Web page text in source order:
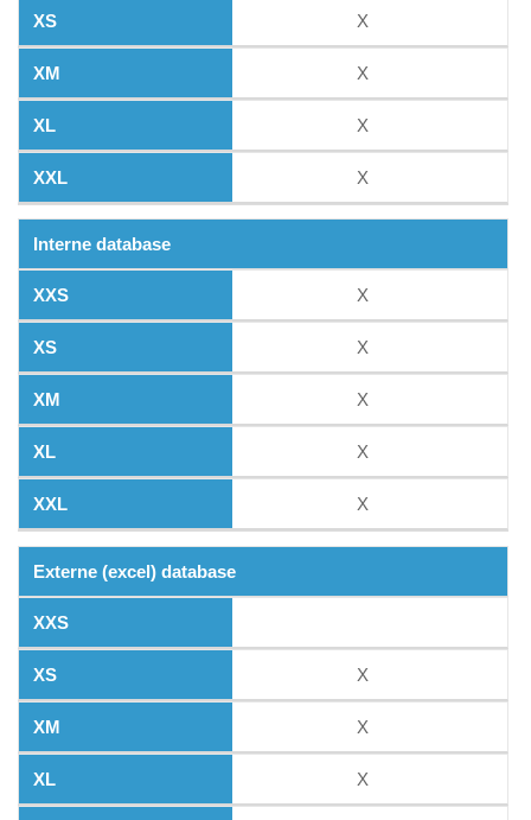
X
X
X
X
Interne database
X
X
X
X
X
Externe (excel) database
X
X
X